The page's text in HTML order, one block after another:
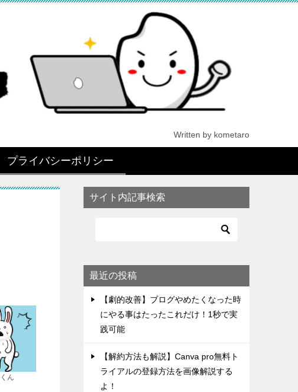
Written by kometaro
プライバシーポリシー
ん
サイト内記事検索
最近の投稿
【劇的改善】ブログやめたくなった時
にやる事はたったこれだけ！1秒で実
践可能
【解約方法も解説】Canva pro無料ト
ライアルの登録方法を画像解説する
よ！